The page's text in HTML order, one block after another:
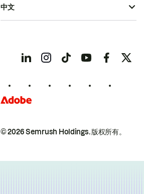
© 2026 Semrush Holdings.版权所有。
中文